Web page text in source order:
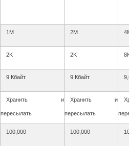
1M 2M
2K 2K
9 Кбайт 9 Кбайт
Хранить и
пересылать
Хранить и
пересылать
100,000 100,000